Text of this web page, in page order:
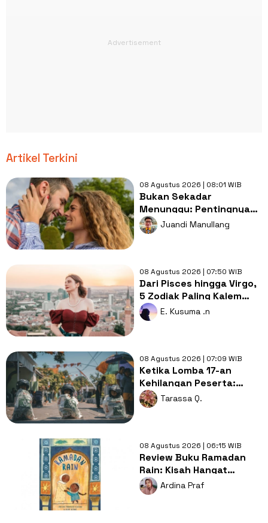
Artikel Terkini
08 Agustus 2026 | 08:01 WIB
Bukan Sekadar
Menunggu: Pentingnya
Doa dan Usaha Nyata
dalam Menjemput Jodoh
Juandi Manullang
08 Agustus 2026 | 07:50 WIB
Dari Pisces hingga Virgo,
5 Zodiak Paling Kalem
tapi Penuh Makna di Balik
Sikapnya
E. Kusuma .n
08 Agustus 2026 | 07:09 WIB
Ketika Lomba 17-an
Kehilangan Peserta:
Apakah Indonesia Sedang
Memasuki Era Krisis
Tarassa Q.
08 Agustus 2026 | 06:15 WIB
Review Buku Ramadan
Rain: Kisah Hangat
tentang Doa, Syukur, dan
Cinta Keluarga di Balik
Ardina Praf